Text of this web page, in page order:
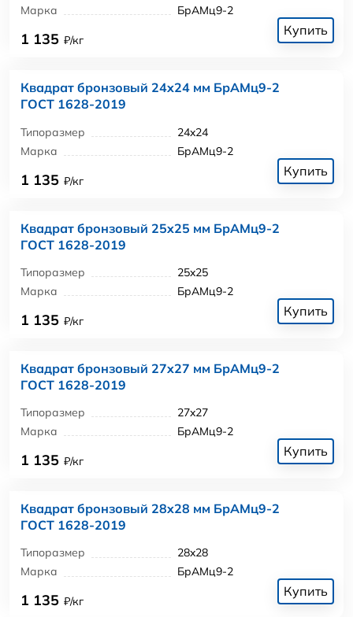
Марка
БрАМц9-2
1 135 ₽/кг
Купить
Квадрат бронзовый 24x24 мм БрАМц9-2
ГОСТ 1628-2019
Типоразмер
24x24
Марка
БрАМц9-2
1 135 ₽/кг
Купить
Квадрат бронзовый 25x25 мм БрАМц9-2
ГОСТ 1628-2019
Типоразмер
25x25
Марка
БрАМц9-2
1 135 ₽/кг
Купить
Квадрат бронзовый 27x27 мм БрАМц9-2
ГОСТ 1628-2019
Типоразмер
27x27
Марка
БрАМц9-2
1 135 ₽/кг
Купить
Квадрат бронзовый 28x28 мм БрАМц9-2
ГОСТ 1628-2019
Типоразмер
28x28
Марка
БрАМц9-2
1 135 ₽/кг
Купить